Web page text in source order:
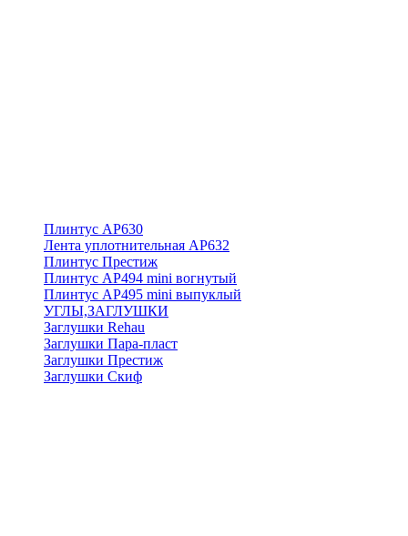
Плинтус АР630
Лента уплотнительная АР632
Плинтус Престиж
Плинтус АР494 mini вогнутый
Плинтус АР495 mini выпуклый
УГЛЫ,ЗАГЛУШКИ
Заглушки Rehau
Заглушки Пара-пласт
Заглушки Престиж
Заглушки Скиф